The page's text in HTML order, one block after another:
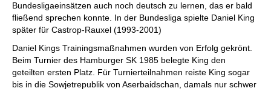
Bundesligaeinsätzen auch noch deutsch zu lernen, das er bald
fließend sprechen konnte. In der Bundesliga spielte Daniel King
später für Castrop-Rauxel (1993-2001)
Daniel Kings Trainingsmaßnahmen wurden von Erfolg gekrönt.
Beim Turnier des Hamburger SK 1985 belegte King den
geteilten ersten Platz. Für Turnierteilnahmen reiste King sogar
bis in die Sowjetrepublik von Aserbaidschan, damals nur schwer